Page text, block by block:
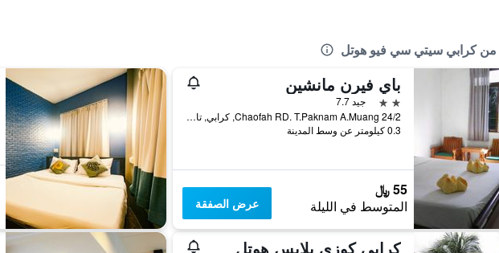
من كرابي سيتي سي فيو هوتل
باي فيرن مانشين
2 نجمتين
جيد 7.7
24/2 Chaofah RD. T.Paknam A.Muang, كرابي, تايلاند
0.3 كيلومتر عن وسط المدينة
55 ﷼
المتوسط في الليلة عرض الصفقة
كرابي كوزي بلايس هوتل